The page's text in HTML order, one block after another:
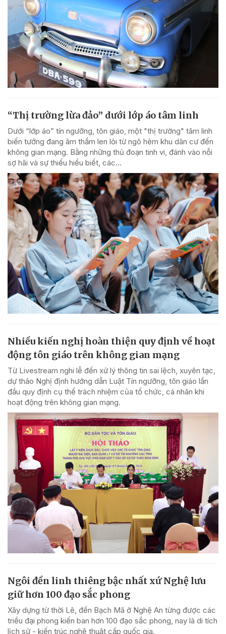
“Thị trường lừa đảo” dưới lớp áo tâm linh
Dưới “lớp áo” tín ngưỡng, tôn giáo, một "thị trường" tâm linh
biến tướng đang âm thầm len lỏi từ ngõ hẻm khu dân cư đến
không gian mạng. Bằng những thủ đoạn tinh vi, đánh vào nỗi
sợ hãi và sự thiếu hiểu biết, các...
Nhiều kiến nghị hoàn thiện quy định về hoạt
động tôn giáo trên không gian mạng
Từ Livestream nghi lễ đến xử lý thông tin sai lệch, xuyên tạc,
dự thảo Nghị định hướng dẫn Luật Tín ngưỡng, tôn giáo lần
đầu quy định cụ thể trách nhiệm của tổ chức, cá nhân khi
hoạt động trên không gian mạng.
Ngôi đền linh thiêng bậc nhất xứ Nghệ lưu
giữ hơn 100 đạo sắc phong
Xây dựng từ thời Lê, đền Bạch Mã ở Nghệ An từng được các
triều đại phong kiến ban hơn 100 đạo sắc phong, nay là di tích
lịch sử - kiến trúc nghệ thuật cấp quốc gia.